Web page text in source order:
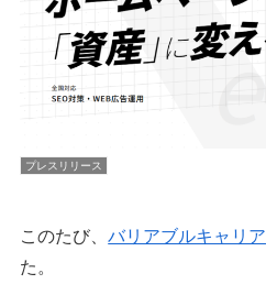
プレスリリース
このたび、バリアブルキャリア
た。